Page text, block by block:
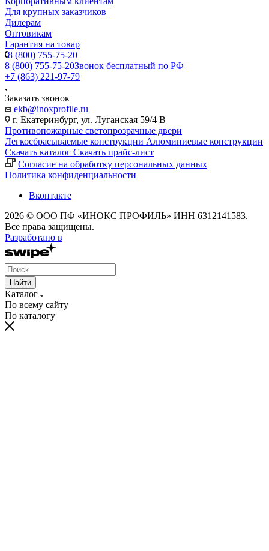
Для крупных заказчиков
Дилерам
Оптовикам
Гарантия на товар
8 (800) 755-75-20
8 (800) 755-75-20Звонок бесплатный по РФ
+7 (863) 221-97-79
Заказать звонок
ekb@inoxprofile.ru
г. Екатеринбург, ул. Луганская 59/4 В
Противопожарные светопрозрачные двери
Легкосбрасываемые конструкции Алюминиевые конструкции
Скачать каталог Скачать прайс-лист
Cогласие на обработку персональных данных
Политика конфиденциальности
Вконтакте
2026 © ООО ПФ «ИНОКС ПРОФИЛЬ» ИНН 6312141583.
Все права защищены.
Разработано в
Найти
Каталог
По всему сайту
По каталогу